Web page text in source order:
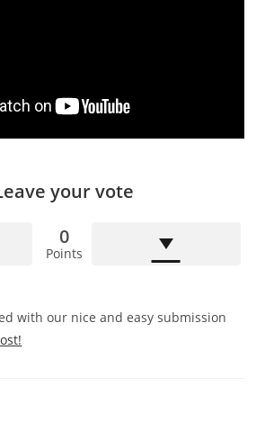
your vote
0
Points
with our nice and easy submission